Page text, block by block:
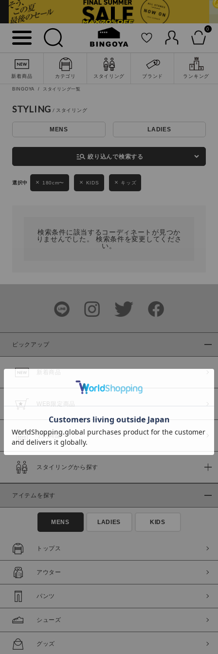
0
新着商品 カテゴリ スタイリング ブランド ランキング
詳細検索
価格
～
商品タイプ
通常商品 予約商品
在庫
在庫あり 在庫なし含む
BINGOYA スタイリング一覧
STYLING
MENS LADIES
manage_search 絞り込んで検索する
180cm〜 KIDS キッズ
検索条件に該当するコーディネートが見つか
りませんでした。 検索条件を変更してくださ
い。
ピックアップ
新着商品
WEB限定商品
予約商品
スタイリングから探す
アイテムを探す
MENS LADIES KIDS
トップス
アウター
パンツ
シューズ
グッズ